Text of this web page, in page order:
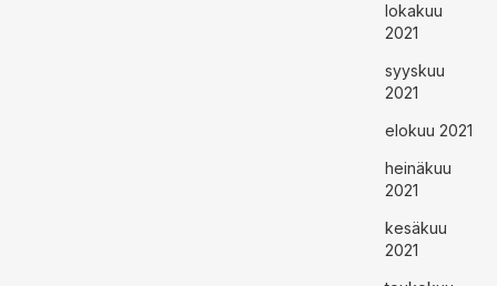
lokakuu
2021
syyskuu
2021
elokuu 2021
heinäkuu
2021
kesäkuu
2021